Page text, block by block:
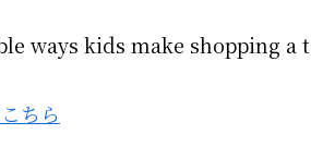
ways kids make shopping a
ちら